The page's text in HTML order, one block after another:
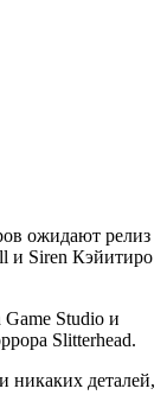
ожидают релиз
и Siren Кэйитиро
Studio и
Slitterhead.
никаких деталей,